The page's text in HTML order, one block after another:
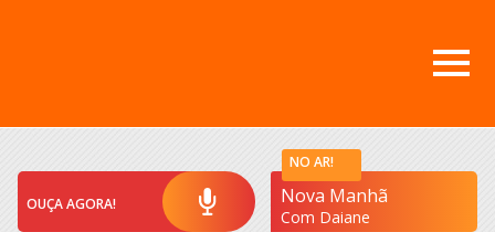
OUÇA AGORA!
NO AR!
Nova Manhã
Com Daiane